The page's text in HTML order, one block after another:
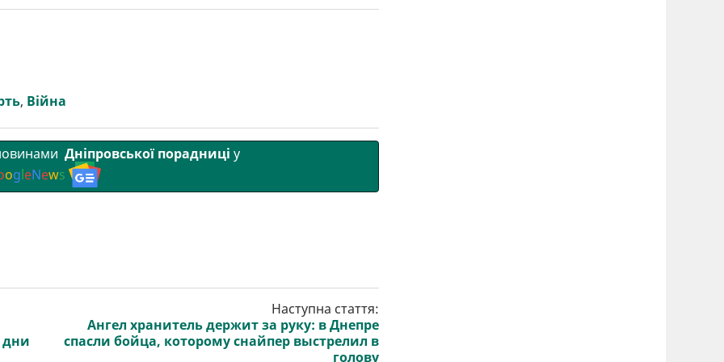
, Війна
Дніпровської порадниці у
ogleNews
дни
Наступна стаття:
Ангел хранитель держит за руку: в Днепре
спасли бойца, которому снайпер выстрелил в
голову